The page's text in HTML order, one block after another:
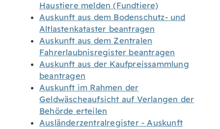
Haustiere melden (Fundtiere)
Auskunft aus dem Bodenschutz- und
Altlastenkataster beantragen
Auskunft aus dem Zentralen
Fahrerlaubnisregister beantragen
Auskunft aus der Kaufpreissammlung
beantragen
Auskunft im Rahmen der
Geldwäscheaufsicht auf Verlangen der
Behörde erteilen
Ausländerzentralregister - Auskunft